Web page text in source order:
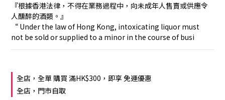
『根據香港法律，不得在業務過程中，向未成年人售賣或供應令
人醺醉的酒類。』
“ Under the law of Hong Kong, intoxicating liquor must
not be sold or supplied to a minor in the course of busi
全店，全單 購買 滿HK$300，即享 免運優惠
全店，門市自取